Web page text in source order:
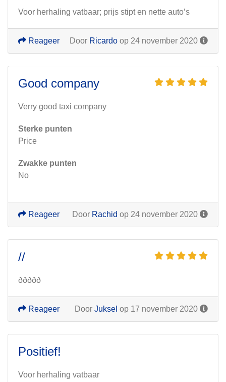
Voor herhaling vatbaar; prijs stipt en nette auto’s
Door Ricardo op 24 november 2020
Reageer
Good company
Verry good taxi company
Sterke punten
Price
Zwakke punten
No
Door Rachid op 24 november 2020
Reageer
//
ððððð
Door Juksel op 17 november 2020
Reageer
Positief!
Voor herhaling vatbaar